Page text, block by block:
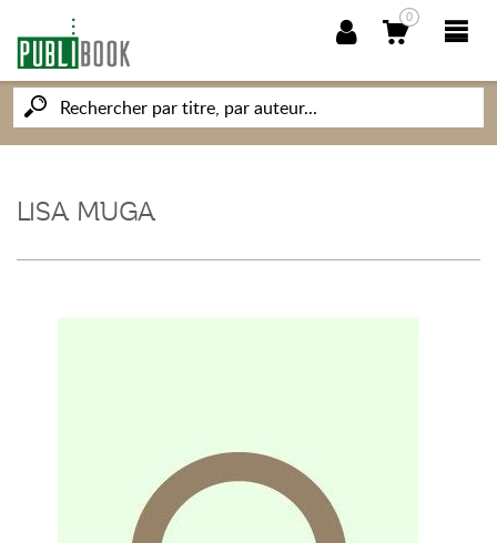
0
NOUVEAUTÉS
SOCIÉTÉ DES ÉCRIVAINS
CONNAISSANCES ET SAVOIRS
LISA MUGA